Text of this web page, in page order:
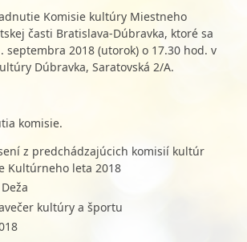
Komisie kultúry Miestneho
časti Bratislava-Dúbravka, ktoré sa
septembra 2018 (utorok) o 17.30 hod. v
Dúbravka, Saratovská 2/A.
komisie.
z predchádzajúcich komisií kultúr
Kultúrneho leta 2018
kultúry a športu